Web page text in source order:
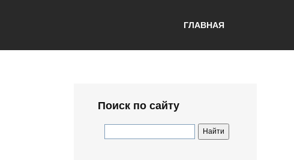
ГЛАВНАЯ
Поиск по сайту